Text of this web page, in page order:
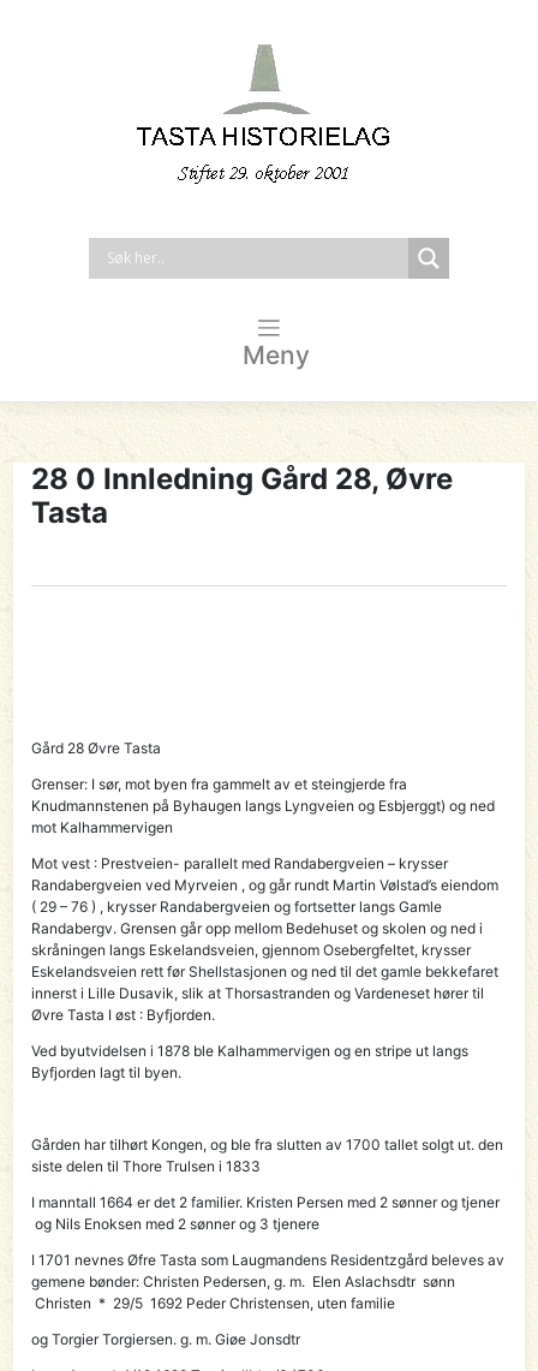
Meny
28 0 Innledning Gård 28, Øvre
Tasta
Gård 28 Øvre Tasta
Grenser: I sør, mot byen fra gammelt av et steingjerde fra
Knudmannstenen på Byhaugen langs Lyngveien og Esbjerggt) og ned
mot Kalhammervigen
Mot vest : Prestveien- parallelt med Randabergveien – krysser
Randabergveien ved Myrveien , og går rundt Martin Vølstad’s eiendom
( 29 – 76 ) , krysser Randabergveien og fortsetter langs Gamle
Randabergv. Grensen går opp mellom Bedehuset og skolen og ned i
skråningen langs Eskelandsveien, gjennom Osebergfeltet, krysser
Eskelandsveien rett før Shellstasjonen og ned til det gamle bekkefaret
innerst i Lille Dusavik, slik at Thorsastranden og Vardeneset hører til
Øvre Tasta I øst : Byfjorden.
Ved byutvidelsen i 1878 ble Kalhammervigen og en stripe ut langs
Byfjorden lagt til byen.
Gården har tilhørt Kongen, og ble fra slutten av 1700 tallet solgt ut. den
siste delen til Thore Trulsen i 1833
I manntall 1664 er det 2 familier. Kristen Persen med 2 sønner og tjener
og Nils Enoksen med 2 sønner og 3 tjenere
I 1701 nevnes Øfre Tasta som Laugmandens Residentzgård beleves av
gemene bønder: Christen Pedersen, g. m. Elen Aslachsdtr sønn
Christen * 29/5 1692 Peder Christensen, uten familie
og Torgier Torgiersen. g. m. Giøe Jonsdtr